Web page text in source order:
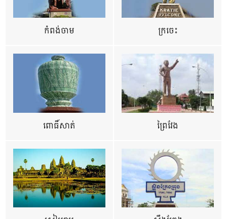
កំពង់ចាម ក្រចេះ
ពោធិ៍សាត់ ព្រៃវែង